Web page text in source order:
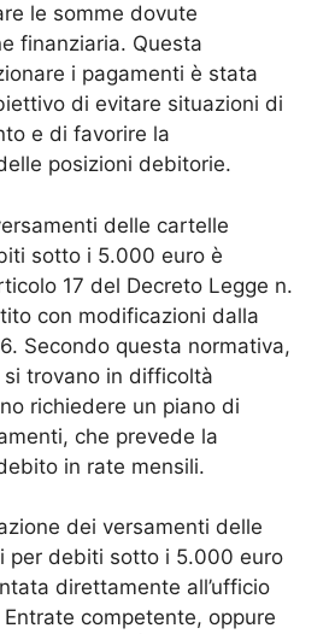
le somme dovute
finanziaria. Questa
i pagamenti è stata
di evitare situazioni di
e di favorire la
posizioni debitorie.
delle cartelle
sotto i 5.000 euro è
17 del Decreto Legge n.
con modificazioni dalla
Secondo questa normativa,
trovano in difficoltà
richiedere un piano di
che prevede la
in rate mensili.
dei versamenti delle
per debiti sotto i 5.000 euro
direttamente all’ufficio
Entrate competente, oppure